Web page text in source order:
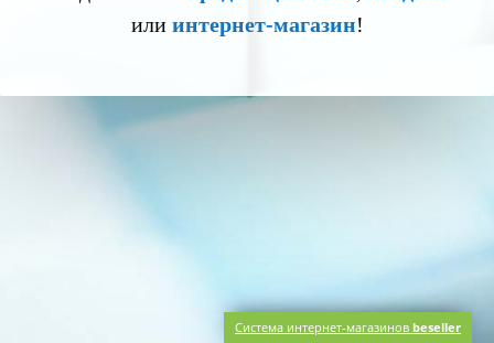
или интернет-магазин!
Система интернет-магазинов beseller